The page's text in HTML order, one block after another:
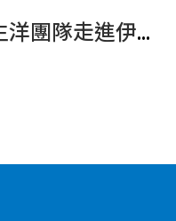
傳遞溫暖陪伴力量！生洋團隊走進伊甸基金會，攜手身障朋友們挑戰體適能運動